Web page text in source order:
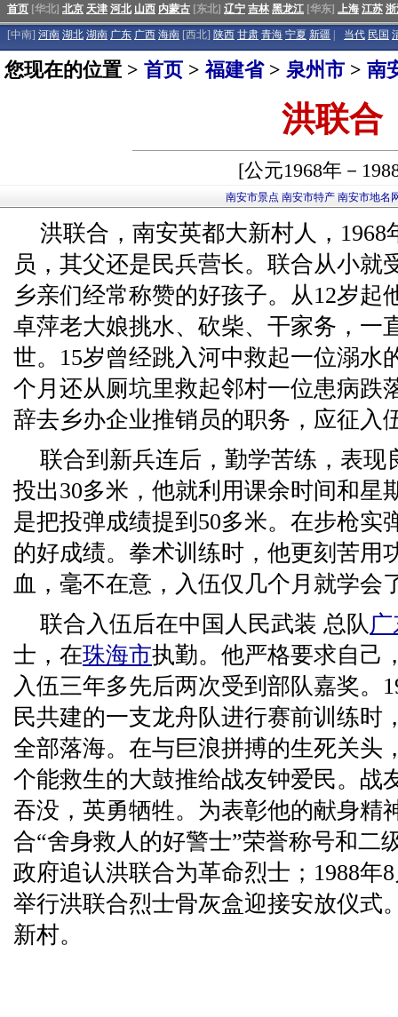
首页 [华北] 北京 天津 河北 山西 内蒙古 [东北] 辽宁 吉林 黑龙江 [华东] 上海 江苏
[中南] 河南 湖北 湖南 广东 广西 海南 [西北] 陕西 甘肃 青海 宁夏 新疆 当代 民国
您现在的位置 > 首页 >福建省> 泉州市 > 南
洪联合
[公元1968年－
南安市景点 南安市特产 南安市地名
洪联合，南安英都大新村人，
员，其父还是民兵营长。联合从小就
乡亲们经常称赞的好孩子。从12岁起
卓萍老大娘挑水、砍柴、干家务，一
世。15岁曾经跳入河中救起一位溺水
个月还从厕坑里救起邻村一位患病跌
辞去乡办企业推销员的职务，应征入
联合到新兵连后，勤学苦练，表现
投出30多米，他就利用课余时间和星
是把投弹成绩提到50多米。在步枪实
的好成绩。拳术训练时，他更刻苦用
血，毫不在意，入伍仅几个月就学会
联合入伍后在中国人民武装 总队
士，在珠海市执勤。他严格要求自己
入伍三年多先后两次受到部队嘉奖。
民共建的一支龙舟队进行赛前训练时
全部落海。在与巨浪拼搏的生死关头
个能救生的大鼓推给战友钟爱民。战
吞没，英勇牺牲。为表彰他的献身精
合“舍身救人的好警士”荣誉称号和二
政府追认洪联合为革命烈士；1988年
举行洪联合烈士骨灰盒迎接安放仪式
新村。